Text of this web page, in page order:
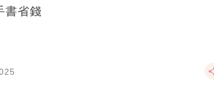
書省錢